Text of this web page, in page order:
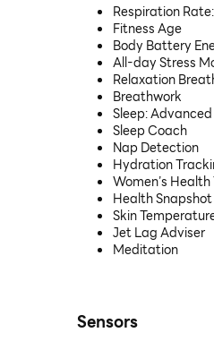
Respiration
Fitness Age
Body Battery
All-day Stress
Relaxation
Breathwork
Sleep: Advanced
Sleep Coach
Nap Detection
Hydration
Women’s
Health Snapshot
Skin
Jet Lag Adviser
Meditation
Sensors